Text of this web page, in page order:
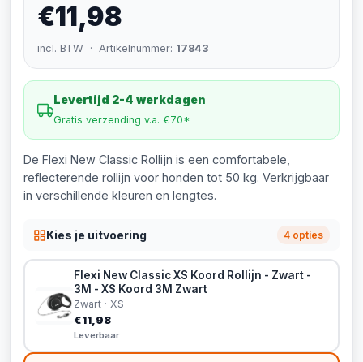
€11,98
incl. BTW · Artikelnummer: 17843
Levertijd 2-4 werkdagen
Gratis verzending v.a. €70*
De Flexi New Classic Rollijn is een comfortabele,
reflecterende rollijn voor honden tot 50 kg. Verkrijgbaar
in verschillende kleuren en lengtes.
Kies je uitvoering 4 opties
Flexi New Classic XS Koord Rollijn - Zwart -
3M - XS Koord 3M Zwart
Zwart · XS
€11,98
Leverbaar